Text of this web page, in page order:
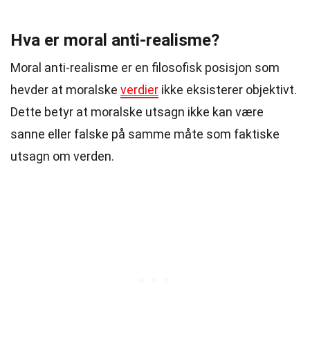
Hva er moral anti-realisme?
Moral anti-realisme er en filosofisk posisjon som
hevder at moralske verdier ikke eksisterer objektivt.
Dette betyr at moralske utsagn ikke kan være
sanne eller falske på samme måte som faktiske
utsagn om verden.